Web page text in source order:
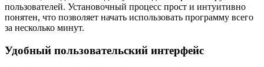
пользователей. Установочный процесс прост и интуитивно
понятен, что позволяет начать использовать программу всего
за несколько минут.
Удобный пользовательский интерфейс